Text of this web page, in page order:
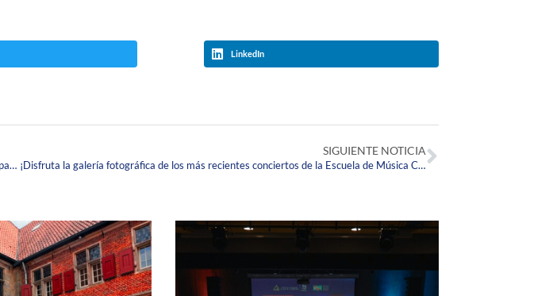
LinkedIn
#LaCorpasEnLosMedios La Actividad del Metaverso Corpista es elogiada durante su participación en la FILBo 2023
SIGUIENTE NOTICIA
¡Disfruta la galería fotográfica de los más recientes conciertos de la Escuela de Música Corpista!